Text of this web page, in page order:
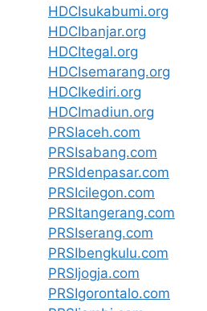
HDCIsukabumi.org
HDCIbanjar.org
HDCItegal.org
HDCIsemarang.org
HDCIkediri.org
HDCImadiun.org
PRSIaceh.com
PRSIsabang.com
PRSIdenpasar.com
PRSIcilegon.com
PRSItangerang.com
PRSIserang.com
PRSIbengkulu.com
PRSIjogja.com
PRSIgorontalo.com